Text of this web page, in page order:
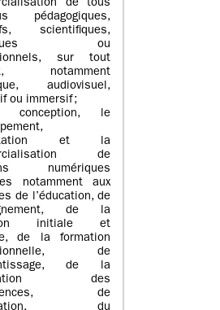
de tous
pédagogiques,
scientifiques,
ou
sur tout
notamment
audiovisuel,
ou immersif ;
le
et la
de
numériques
notamment aux
de l’éducation, de
de la
initiale et
de la formation
de
de la
des
de